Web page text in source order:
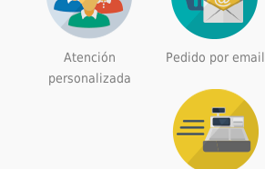
Atención
personalizada
Pedido por email